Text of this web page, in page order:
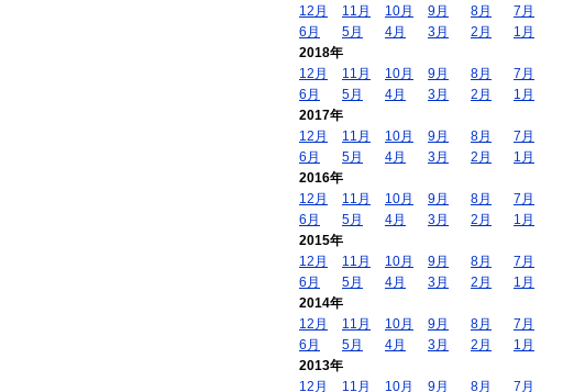
12月
11月 10月 9月 8月
7月
6月
5月 4月 3月 2月
1月
2018年
12月
11月 10月 9月 8月
7月
6月
5月 4月 3月 2月
1月
2017年
12月
11月 10月 9月 8月
7月
6月
5月 4月 3月 2月
1月
2016年
12月
11月 10月 9月 8月
7月
6月
5月 4月 3月 2月
1月
2015年
12月
11月 10月 9月 8月
7月
6月
5月 4月 3月 2月
1月
2014年
12月
11月 10月 9月 8月
7月
6月
5月 4月 3月 2月
1月
2013年
12月
11月 10月 9月 8月 7月